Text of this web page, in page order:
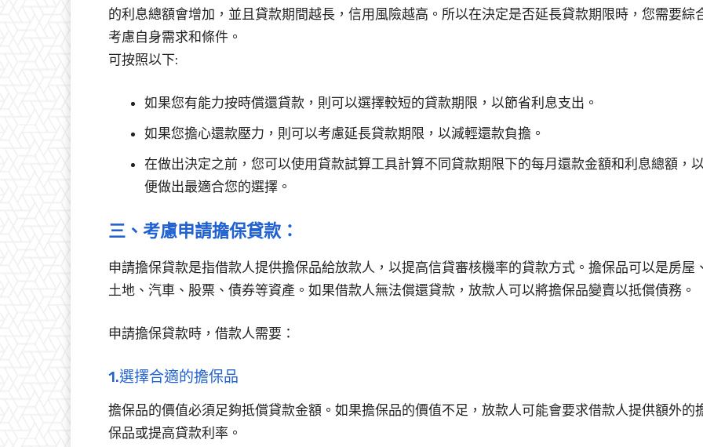
的利息總額會增加，並且貸款期間越長，信用風險越高。所以在決定是否延長貸款期限時，您需要綜
考慮自身需求和條件。
可按照以下:
如果您有能力按時償還貸款，則可以選擇較短的貸款期限，以節省利息支出。
如果您擔心還款壓力，則可以考慮延長貸款期限，以減輕還款負擔。
在做出決定之前，您可以使用貸款試算工具計算不同貸款期限下的每月還款金額和利息總額，
便做出最適合您的選擇。
三、考慮申請擔保貸款：
申請擔保貸款是指借款人提供擔保品給放款人，以提高信貸審核機率的貸款方式。擔保品可以是房屋
土地、汽車、股票、債券等資產。如果借款人無法償還貸款，放款人可以將擔保品變賣以抵償債務。
申請擔保貸款時，借款人需要：
1.選擇合適的擔保品
擔保品的價值必須足夠抵償貸款金額。如果擔保品的價值不足，放款人可能會要求借款人提供額外的
保品或提高貸款利率。